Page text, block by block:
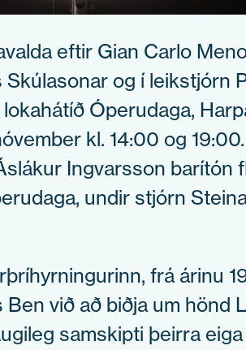
eftir Gian Carlo
og í leikstjórn
Óperudaga,
kl. 14:00 og
Ingvarsson barítón
undir stjórn
frá árinu
við að biðja um hönd
samskipti þeirra